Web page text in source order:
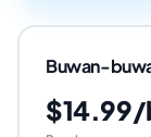
Buwan-